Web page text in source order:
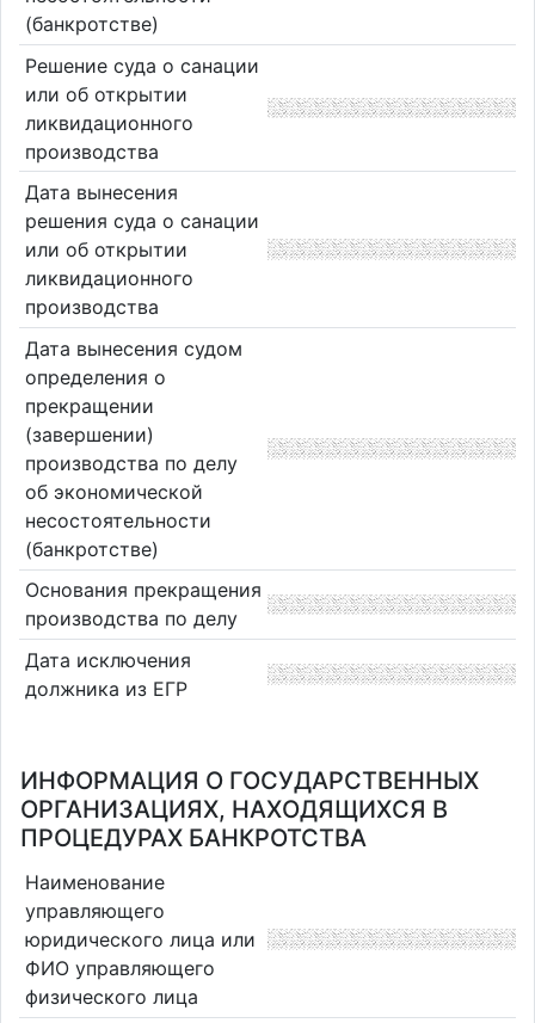
(банкротстве)
Решение суда о санации
или об открытии
ликвидационного
производства
Дата вынесения
решения суда о санации
или об открытии
ликвидационного
производства
Дата вынесения судом
определения о
прекращении
(завершении)
производства по делу
об экономической
несостоятельности
(банкротстве)
Основания прекращения
производства по делу
Дата исключения
должника из ЕГР
ИНФОРМАЦИЯ О ГОСУДАРСТВЕННЫХ
ОРГАНИЗАЦИЯХ, НАХОДЯЩИХСЯ В
ПРОЦЕДУРАХ БАНКРОТСТВА
Наименование
управляющего
юридического лица или
ФИО управляющего
физического лица